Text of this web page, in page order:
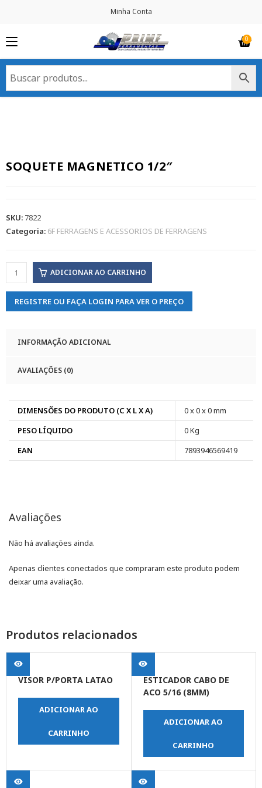
Minha Conta
SOQUETE MAGNETICO 1/2″
SKU: 7822
Categoria: 6F FERRAGENS E ACESSORIOS DE FERRAGENS
ADICIONAR AO CARRINHO
REGISTRE OU FAÇA LOGIN PARA VER O PREÇO
INFORMAÇÃO ADICIONAL
AVALIAÇÕES (0)
DIMENSÕES DO PRODUTO (C X L X A)
0 x 0 x 0 mm
PESO LÍQUIDO
0 Kg
EAN
7893946569419
Avaliações
Não há avaliações ainda.
Apenas clientes conectados que compraram este produto podem
deixar uma avaliação.
Produtos relacionados
VISOR P/PORTA LATAO
ADICIONAR AO
CARRINHO
ESTICADOR CABO DE
ACO 5/16 (8MM)
ADICIONAR AO
CARRINHO